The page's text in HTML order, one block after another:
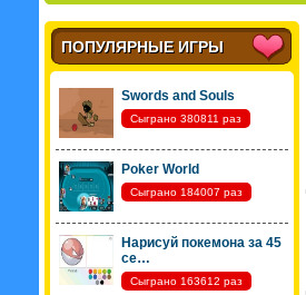
ПОПУЛЯРНЫЕ ИГРЫ
Swords and Souls
Сыграно 380811 раз
Poker World
Сыграно 184007 раз
Нарисуй покемона за 45
се…
Сыграно 163612 раз